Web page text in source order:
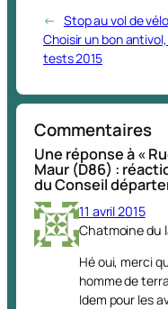
← Stop au vol de
Choisir un bon
tests 2015
Commentaires
Une réponse à «
Maur (D86) :
du Conseil
11 avril 2015
Chatmoine du
Hé oui, merci
homme de
Idem pour les